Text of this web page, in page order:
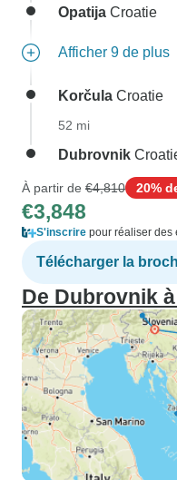
Opatija Croatie
Afficher 9 de plus
Korčula Croatie
52 mi
Dubrovnik
À partir de €4,810 20%
€3,848
S'inscrire pour réaliser des
Télécharger la
De Dubrovnik